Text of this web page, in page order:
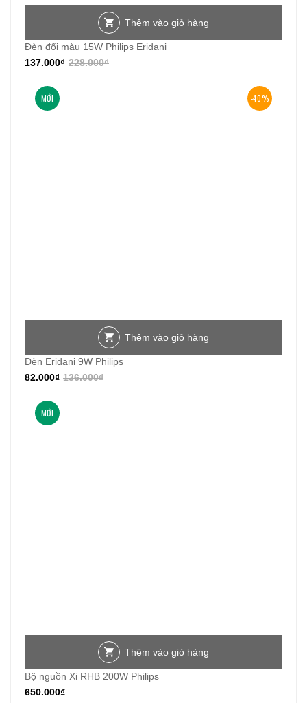
Thêm vào giỏ hàng
Đèn đổi màu 15W Philips Eridani
228.000₫
137.000₫
-40%
MỚI
Thêm vào giỏ hàng
Đèn Eridani 9W Philips
136.000₫
82.000₫
MỚI
Thêm vào giỏ hàng
Bộ nguồn Xi RHB 200W Philips
650.000₫